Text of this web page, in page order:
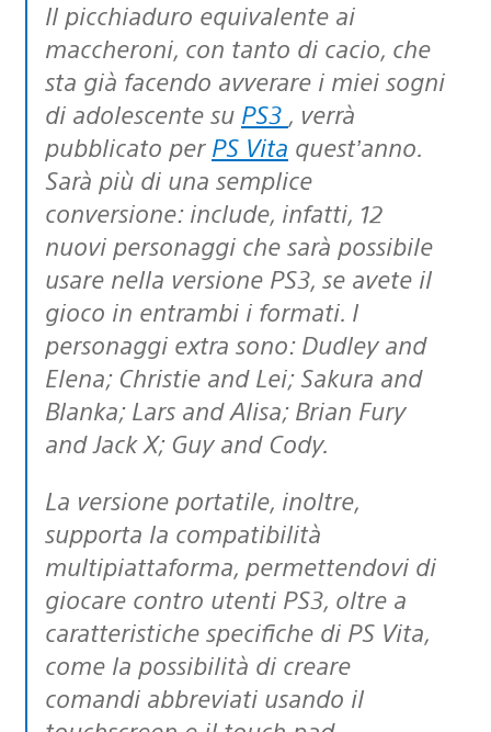
Il picchiaduro equivalente ai
maccheroni, con tanto di cacio, che
sta già facendo avverare i miei sogni
di adolescente su PS3 , verrà
pubblicato per PS Vita quest’anno.
Sarà più di una semplice
conversione: include, infatti, 12
nuovi personaggi che sarà possibile
usare nella versione PS3, se avete il
gioco in entrambi i formati. I
personaggi extra sono: Dudley and
Elena; Christie and Lei; Sakura and
Blanka; Lars and Alisa; Brian Fury
and Jack X; Guy and Cody.
La versione portatile, inoltre,
supporta la compatibilità
multipiattaforma, permettendovi di
giocare contro utenti PS3, oltre a
caratteristiche specifiche di PS Vita,
come la possibilità di creare
comandi abbreviati usando il